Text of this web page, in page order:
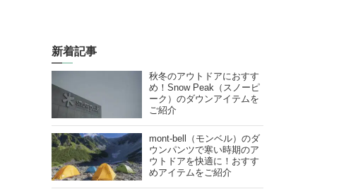
新着記事
秋冬のアウトドアにおすす
め！Snow Peak（スノーピ
ーク）のダウンアイテムを
ご紹介
mont-bell（モンベル）のダ
ウンパンツで寒い時期のア
ウトドアを快適に！おすす
めアイテムをご紹介